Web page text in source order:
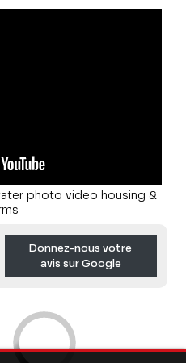
photo video housing &
Donnez-nous votre
avis sur Google